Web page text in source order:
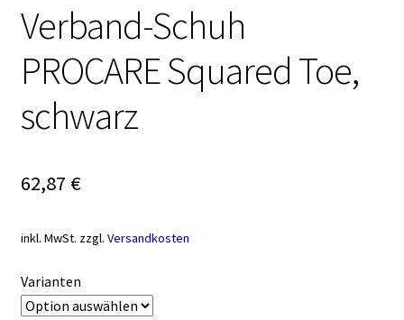
Verband-Schuh
PROCARE Squared Toe,
schwarz
62,87 €
inkl. MwSt. zzgl. Versandkosten
Varianten